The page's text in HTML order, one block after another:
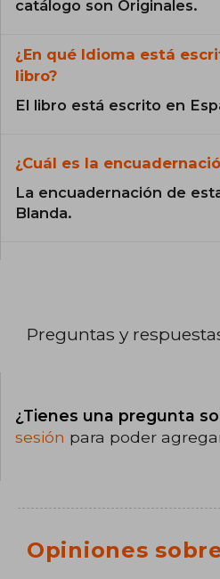
catálogo son Originales.
¿En qué Idioma está
libro?
El libro está escrito en
¿Cuál es la
La encuadernación de
Blanda.
Preguntas y
¿Tienes una pregunta
sesión para poder
Opiniones